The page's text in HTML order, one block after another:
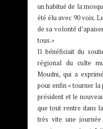
un habitué de la
été élu avec 90 voix.
de sa volonté
tous.»
Il bénéficiait du
régional du culte
Moudni, qui a
pour enfin « tourner la
président et le
que tout rentre dans
très vite une